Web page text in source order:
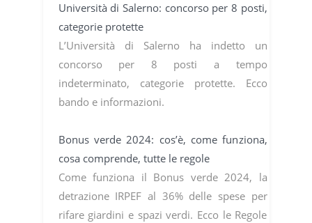
Università di Salerno: concorso per 8 posti,
categorie protette
L’Università di Salerno ha indetto un
concorso per 8 posti a tempo
indeterminato, categorie protette. Ecco
bando e informazioni.
Bonus verde 2024: cos’è, come funziona,
cosa comprende, tutte le regole
Come funziona il Bonus verde 2024, la
detrazione IRPEF al 36% delle spese per
rifare giardini e spazi verdi. Ecco le Regole